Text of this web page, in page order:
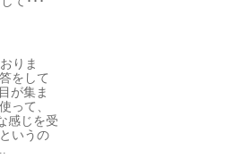
りま
をして
が集ま
って、
感じを受
いうの